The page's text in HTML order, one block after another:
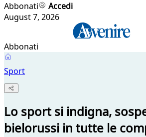
Abbonati
Accedi
August 7, 2026
Abbonati
Sport
Lo sport si indigna,
bielorussi in tutte le